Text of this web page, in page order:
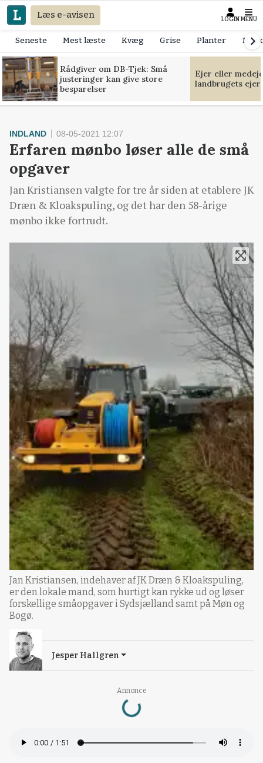
Læs e-avisen LOGIN MENU
Seneste Mest læste Kvæg Grise Planter
Rådgiver om DB-Tjek: Små
justeringer kan give store
besparelser
Ejer eller
landbrugets
Annonce
Loading...
INDLAND 08-05-2021 12:07
Erfaren mønbo løser alle de små
opgaver
Jan Kristiansen valgte for tre år siden at etablere JK
Dræn & Kloakspuling, og det har den 58-årige
mønbo ikke fortrudt.
Jan Kristiansen, indehaver af JK Dræn & Kloakspuling,
er den lokale mand, som hurtigt kan rykke ud og løser
forskellige småopgaver i Sydsjælland samt på Møn og
Bogø.
Jesper Hallgren